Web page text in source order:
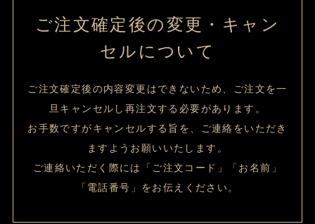
ご注文確定後の変更・キャン
セルについて
ご注文確定後の内容変更はできないため、ご注文を一
旦キャンセルし再注文する必要があります。
お手数ですがキャンセルする旨を、ご連絡をいただき
ますようお願いいたします。
ご連絡いただく際には「ご注文コード」「お名前」
「電話番号」をお伝えください。